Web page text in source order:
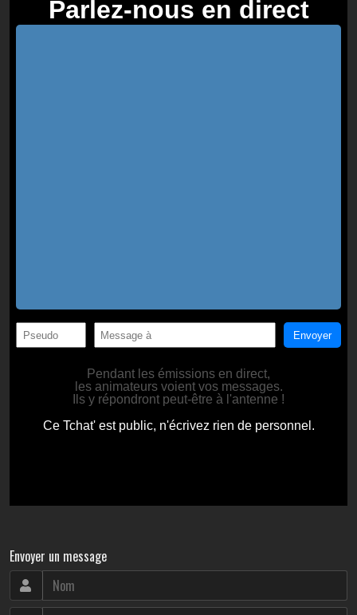
Envoyer un message